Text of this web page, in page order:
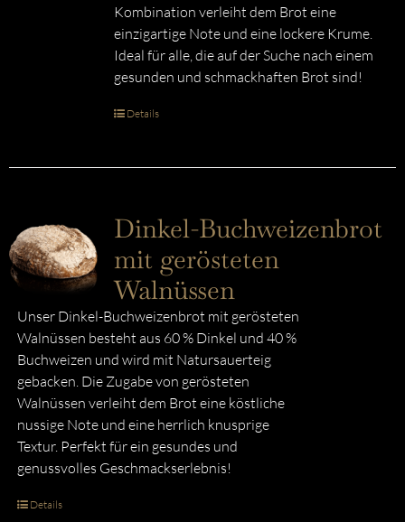
Kombination verleiht dem Brot eine
einzigartige Note und eine lockere Krume.
Ideal für alle, die auf der Suche nach einem
gesunden und schmackhaften Brot sind!
Details
Dinkel-Buchweizenbrot
mit gerösteten
Walnüssen
Unser Dinkel-Buchweizenbrot mit gerösteten
Walnüssen besteht aus 60 % Dinkel und 40 %
Buchweizen und wird mit Natursauerteig
gebacken. Die Zugabe von gerösteten
Walnüssen verleiht dem Brot eine köstliche
nussige Note und eine herrlich knusprige
Textur. Perfekt für ein gesundes und
genussvolles Geschmackserlebnis!
Details